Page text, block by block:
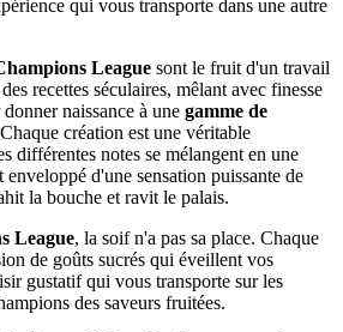
qui vous transporte dans une autre
League sont le fruit d'un travail
recettes séculaires, mêlant avec finesse
naissance à une gamme de
création est une véritable
différentes notes se mélangent en une
d'une sensation puissante de
la bouche et ravit le palais.
League, la soif n'a pas sa place. Chaque
de goûts sucrés qui éveillent vos
gustatif qui vous transporte sur les
des saveurs fruitées.